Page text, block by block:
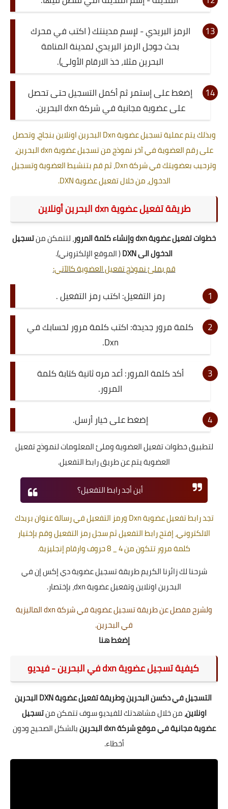
الرمز البريدي - لإسم مدينتك ( اكتب في محرك
بحث جوجل الرمز البريدي لمدينة المنامة
البحرين مثلا، خذ الارقام الأولى).
إضغط على إستمر ثم أكمل التسجيل حتى تحصل
على عضوية مجانية في شركة dxn البحرين.
وبذلك يتم عملية تسجيل عضوية Dxn البحرين اونلاين بنجاح، وتحصل
على رقم العضوية في آخر نموذج من تسجيل عضوية dxn البحرين،
وترحيب بعضويتك في شركة Dxn، ثم قم بتنشيط العضوية وتسجيل
الدخول، من خلال تفعيل عضوية DXN.
طريقة تفعيل عضوية dxn البحرين أونلاين
خطوات تفعيل عضوية dxn وإنشاء كلمة المرور ، لتتمكن منتسجيل
الدخول الى DXN
( الموقع الإلكتروني).
قم بملئ نموذج تفعيل العضوية كالآتي:
رمز التفعيل: اكتب رمز التفعيل .
كلمة مرور جديدة: اكتب كلمة مرور لحسابك في
Dxn.
أكد كلمة المرور: أعد مره ثانية كتابة كلمة
المرور.
إضغط على خيار أرسل.
لتطبيق خطوات تفعيل العضوية وملئ المعلومات لنموذج تفعيل
العضوية يتم عن طريق رابط التفعيل.
أين أجد رابط التفعيل؟
تجد رابط تفعيل عضوية Dxn ورمز التفعيل في رسالة عنوان بريدك
الالكتروني، إفتح رابط التفعيل ثم سجل رمز التفعيل وقم بإختيار
كلمة مرور تتكون من 4 _ 8 حروف وارقام إنجليزية.
شرحنا لك زائرنا الكريم طريقة تسجيل عضوية دي إكس إن في
البحرين اونلاين وتفعيل عضوية dxn، بإختصار.
ولشرح مفصل عن طريقة تسجيل عضوية في شركة dxn الماليزية
في البحرين.
إضغط هنا
كيفية تسجيل عضوية dxn في البحرين - فيديو
التسجيل في دكسن البحرين وطريقة تفعيل عضوية DXN البحرين
اونلاين،من خلال مشاهدتك للفيديو سوف تتمكن منتسجيل
عضوية مجانية في موقع شركة dxn البحرين
بالشكل الصحيح ودون
أخطاء.